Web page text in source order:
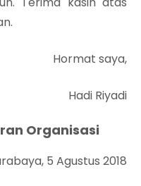
Hormat saya,
Hadi Riyadi
Organisasi
5 Agustus 2018